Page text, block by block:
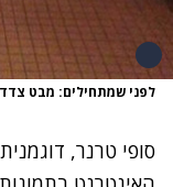
לפני שמתחילים: מבט
סופי טרנר